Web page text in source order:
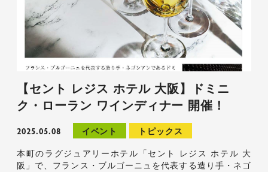
【セント レジス ホテル 大阪】ドミニ
ク・ローラン ワインディナー 開催！
2025.05.08 イベント トピックス
本町のラグジュアリーホテル「セント レジス ホテル 大
阪」で、フランス・ブルゴーニュを代表する造り手・ネゴ